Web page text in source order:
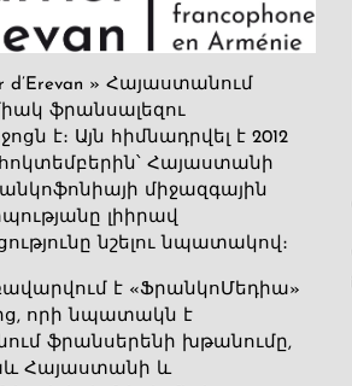
d’Erevan » Հայաստանում
ֆրանսալեզու
է։ Այն հիմնադրվել է 2012
Հայաստանի
միջազգային
լիիրավ
նշելու նպատակով։
է «ՖրանկոՄեդիա»
որի նպատակն է
ֆրանսերենի խթանումը,
Հայաստանի և